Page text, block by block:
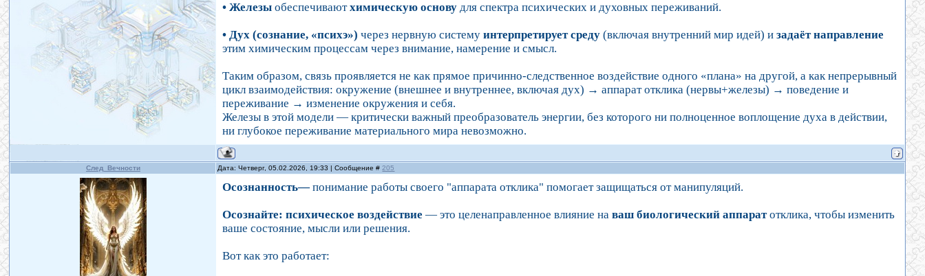
• Железы обеспечиваютхимическую основу для спектра психических и духовных переживаний.
• Дух (сознание, «психэ»)через нервную системуинтерпретирует среду (включая внутренний мир идей) изадаёт направление
этим химическим процессам через внимание, намерение и смысл.
Таким образом, связь проявляется не как прямое причинно-следственное воздействие одного «плана» на другой, а как непрерывный
цикл взаимодействия: окружение (внешнее и внутреннее, включая дух) → аппарат отклика (нервы+железы) → поведение и
переживание → изменение окружения и себя.
Железы в этой модели — критически важный преобразователь энергии, без которого ни полноценное воплощение духа в действии,
ни глубокое переживание материального мира невозможно.
След_Вечности Дата: Четверг, 05.02.2026, 19:33 | Сообщение # 205
Осознанность—понимание работы своего "аппарата отклика" помогает защищаться от манипуляций.
Осознайте: психическое воздействие— это целенаправленное влияние наваш биологический аппаратотклика, чтобы изменить
ваше состояние, мысли или решения.
Вот как это работает: